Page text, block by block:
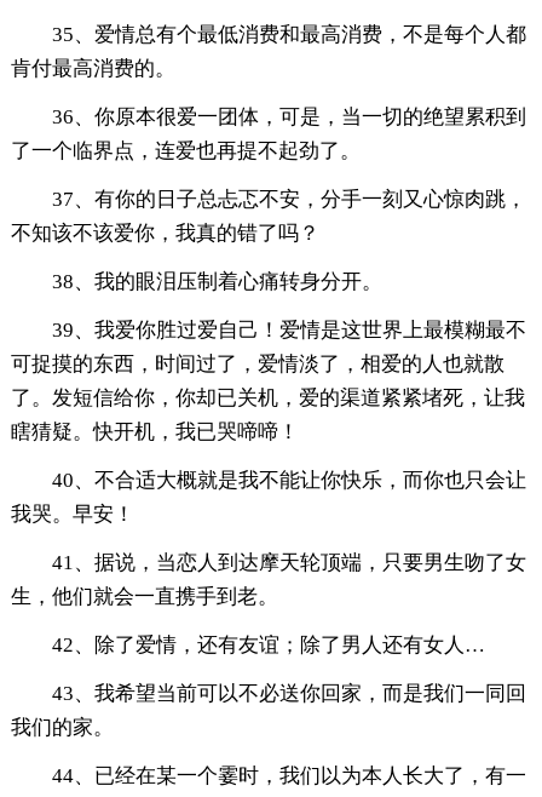
35、爱情总有个最低消费和最高消费，不是每个人都
肯付最高消费的。
36、你原本很爱一团体，可是，当一切的绝望累积到
了一个临界点，连爱也再提不起劲了。
37、有你的日子总忐忑不安，分手一刻又心惊肉跳，
不知该不该爱你，我真的错了吗？
38、我的眼泪压制着心痛转身分开。
39、我爱你胜过爱自己！爱情是这世界上最模糊最不
可捉摸的东西，时间过了，爱情淡了，相爱的人也就散
了。发短信给你，你却已关机，爱的渠道紧紧堵死，让我
瞎猜疑。快开机，我已哭啼啼！
40、不合适大概就是我不能让你快乐，而你也只会让
我哭。早安！
41、据说，当恋人到达摩天轮顶端，只要男生吻了女
生，他们就会一直携手到老。
42、除了爱情，还有友谊；除了男人还有女人…
43、我希望当前可以不必送你回家，而是我们一同回
我们的家。
44、已经在某一个霎时，我们以为本人长大了，有一